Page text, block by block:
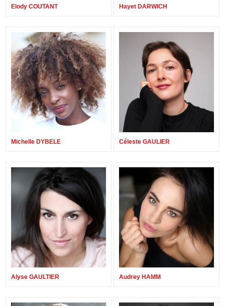
Elody COUTANT Hayet DARWICH
Michelle DYBELE Céleste GAULIER
Alyse GAULTIER Audrey HAMM